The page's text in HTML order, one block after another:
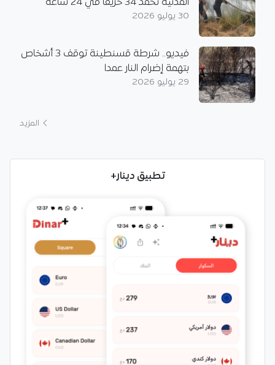
المدنية تخمد 34 حريقا في 24 ساعة
30 يوليو 2026
فيديو.. شرطة قسنطينة توقف 3 أشخاص
بتهمة إضرام النار عمدا
29 يوليو 2026
المزيد
تطبيق دينار+